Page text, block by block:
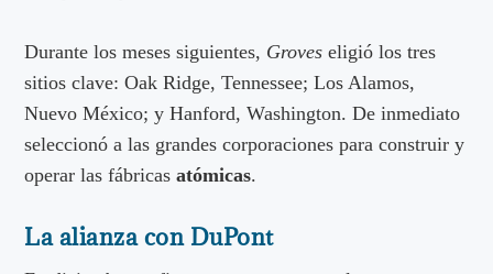
Durante los meses siguientes, Groves eligió los tres
sitios clave: Oak Ridge, Tennessee; Los Alamos,
Nuevo México; y Hanford, Washington. De inmediato
seleccionó a las grandes corporaciones para construir y
operar las fábricasatómicas.
La alianza con DuPont